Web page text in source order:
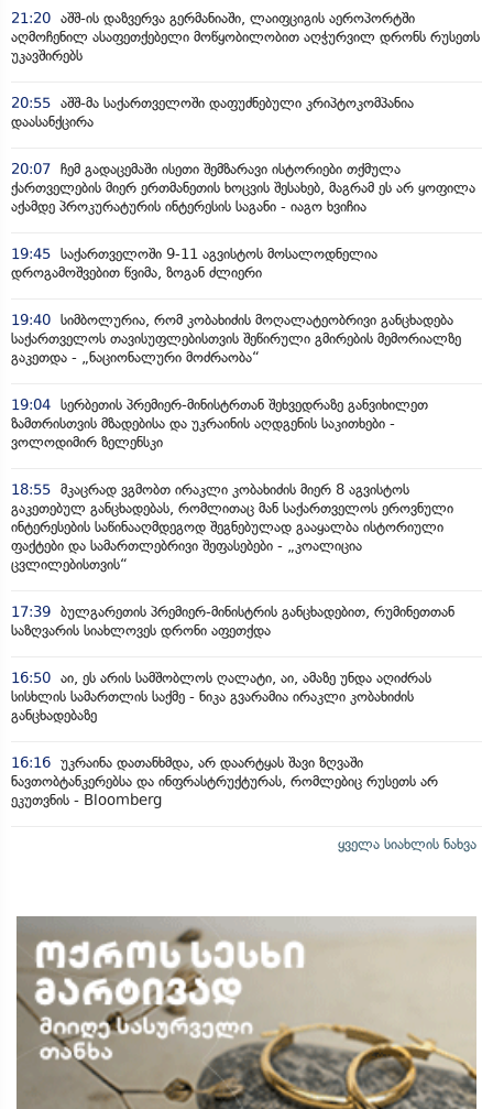
21:20 აშშ-ის დაზვერვა გერმანიაში, ლაიფციგის აეროპორტში
აღმოჩენილ ასაფეთქებელი მოწყობილობით აღჭურვილ დრონს რუსეთს
უკავშირებს
20:55 აშშ-მა საქართველოში დაფუძნებული კრიპტოკომპანია
დაასანქცირა
20:07 ჩემ გადაცემაში ისეთი შემზარავი ისტორიები თქმულა
ქართველების მიერ ერთმანეთის ხოცვის შესახებ, მაგრამ ეს არ ყოფილა
აქამდე პროკურატურის ინტერესის საგანი - იაგო ხვიჩია
19:45 საქართველოში 9-11 აგვისტოს მოსალოდნელია
დროგამოშვებით წვიმა, ზოგან ძლიერი
19:40 სიმბოლურია, რომ კობახიძის მოღალატეობრივი განცხადება
საქართველოს თავისუფლებისთვის შეწირული გმირების მემორიალზე
გაკეთდა - „ნაციონალური მოძრაობა“
19:04 სერბეთის პრემიერ-მინისტრთან შეხვედრაზე განვიხილეთ
ზამთრისთვის მზადებისა და უკრაინის აღდგენის საკითხები -
ვოლოდიმირ ზელენსკი
18:55 მკაცრად ვგმობთ ირაკლი კობახიძის მიერ 8 აგვისტოს
გაკეთებულ განცხადებას, რომლითაც მან საქართველოს ეროვნული
ინტერესების საწინააღმდეგოდ შეგნებულად გააყალბა ისტორიული
ფაქტები და სამართლებრივი შეფასებები - „კოალიცია
ცვლილებისთვის“
17:39 ბულგარეთის პრემიერ-მინისტრის განცხადებით, რუმინეთთან
საზღვარის სიახლოვეს დრონი აფეთქდა
16:50 აი, ეს არის სამშობლოს ღალატი, აი, ამაზე უნდა აღიძრას
სისხლის სამართლის საქმე - ნიკა გვარამია ირაკლი კობახიძის
განცხადებაზე
16:16 უკრაინა დათანხმდა, არ დაარტყას შავი ზღვაში
ნავთობტანკერებსა და ინფრასტრუქტურას, რომლებიც რუსეთს არ
ეკუთვნის - Bloomberg
ყველა სიახლის ნახვა